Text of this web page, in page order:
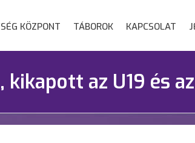
KÖZPONT TÁBOROK KAPCSOLAT
az U19 és